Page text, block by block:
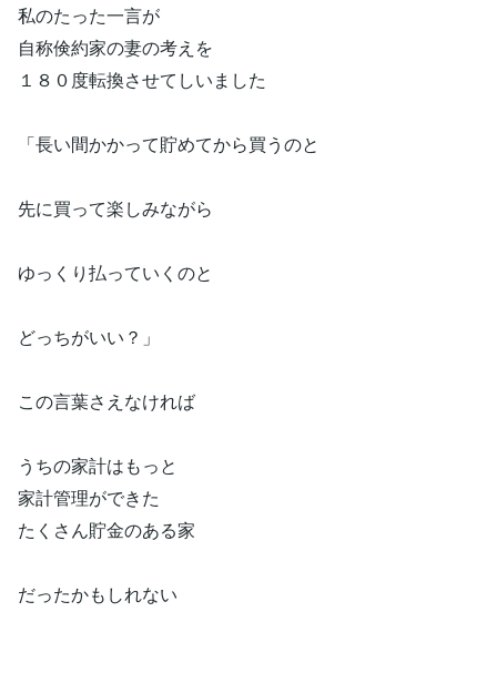
私のたった一言が
自称倹約家の妻の考えを
１８０度転換させてしいました
「長い間かかって貯めてから買うのと
先に買って楽しみながら
ゆっくり払っていくのと
どっちがいい？」
この言葉さえなければ
うちの家計はもっと
家計管理ができた
たくさん貯金のある家
だったかもしれない